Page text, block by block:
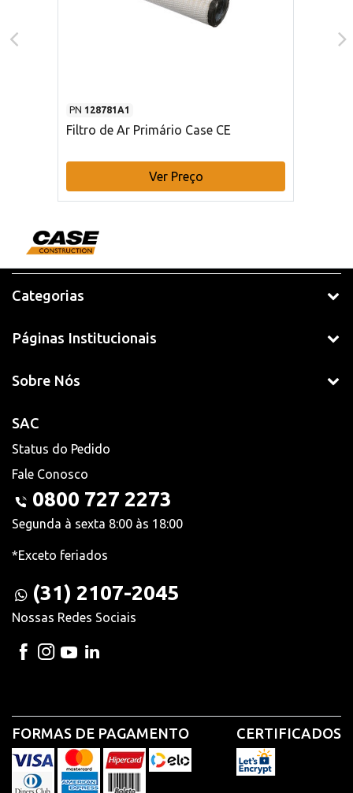
PN 128781A1
Filtro de Ar Primário Case CE
Ver Preço
Categorias
Páginas Institucionais
Sobre Nós
SAC
Status do Pedido
Fale Conosco
0800 727 2273
Segunda à sexta 8:00 às 18:00
*Exceto feriados
(31) 2107-2045
Nossas Redes Sociais
FORMAS DE PAGAMENTO CERTIFICADOS